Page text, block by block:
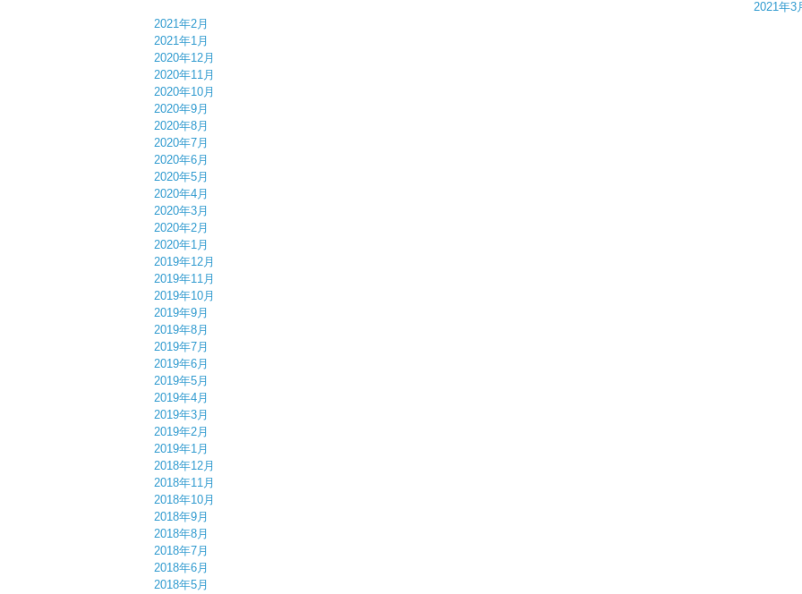
2021年3
2021年2月
2021年1月
2020年12月
2020年11月
2020年10月
2020年9月
2020年8月
2020年7月
2020年6月
2020年5月
2020年4月
2020年3月
2020年2月
2020年1月
2019年12月
2019年11月
2019年10月
2019年9月
2019年8月
2019年7月
2019年6月
2019年5月
2019年4月
2019年3月
2019年2月
2019年1月
2018年12月
2018年11月
2018年10月
2018年9月
2018年8月
2018年7月
2018年6月
2018年5月